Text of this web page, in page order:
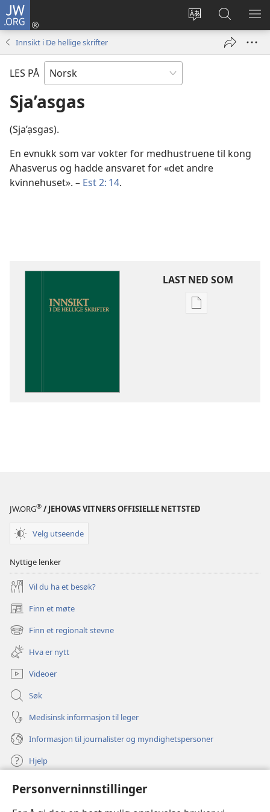
Personverninnstillinger
JW.ORG
Endre
Logg
inn
vindu)
Søk
på
JW.ORG
VIS
Innsikt i De hellige skrifter
LES PÅ
Sja’asgas
(Sja’ạsgas).
En evnukk som var vokter for medhustruene til kong
Ahasverus og hadde ansvaret for «det andre
kvinnehuset». – Est 2: 14.
LAST NED SOM
JW.ORG® / JEHOVAS VITNERS OFFISIELLE NETTSTED
Velg utseende
Nyttige lenker
Vil du ha et besøk?
Finn et møte
(åpner
nytt
vindu)
Finn et regionalt stevne
(åpner
nytt
vindu)
Hva er nytt
Videoer
Søk
Medisinsk informasjon til leger
Informasjon til journalister og myndighetspersoner
Hjelp
Bidrag
(åpner
nytt